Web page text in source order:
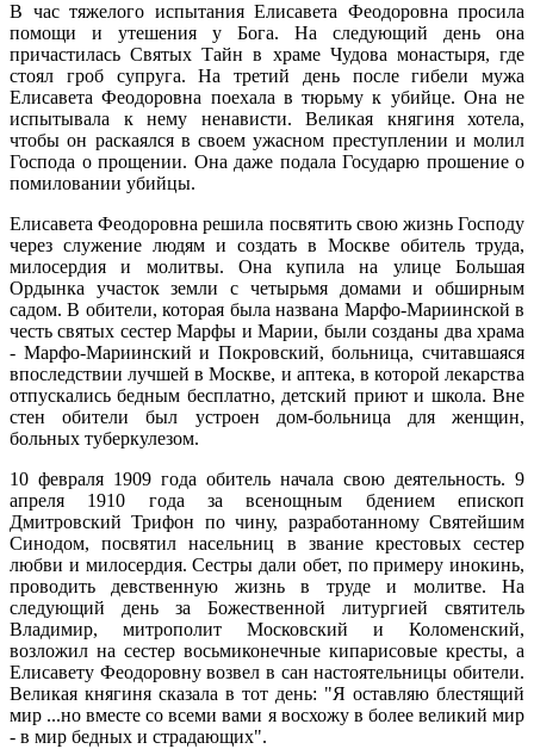
В час тяжелого испытания Елисавета Феодоровна просила
помощи и утешения у Бога. На следующий день она
причастилась Святых Тайн в храме Чудова монастыря, где
стоял гроб супруга. На третий день после гибели мужа
Елисавета Феодоровна поехала в тюрьму к убийце. Она не
испытывала к нему ненависти. Великая княгиня хотела,
чтобы он раскаялся в своем ужасном преступлении и молил
Господа о прощении. Она даже подала Государю прошение о
помиловании убийцы.
Елисавета Феодоровна решила посвятить свою жизнь Господу
через служение людям и создать в Москве обитель труда,
милосердия и молитвы. Она купила на улице Большая
Ордынка участок земли с четырьмя домами и обширным
садом. В обители, которая была названа Марфо-Мариинской в
честь святых сестер Марфы и Марии, были созданы два храма
- Марфо-Мариинский и Покровский, больница, считавшаяся
впоследствии лучшей в Москве, и аптека, в которой лекарства
отпускались бедным бесплатно, детский приют и школа. Вне
стен обители был устроен дом-больница для женщин,
больных туберкулезом.
10 февраля 1909 года обитель начала свою деятельность. 9
апреля 1910 года за всенощным бдением епископ
Дмитровский Трифон по чину, разработанному Святейшим
Синодом, посвятил насельниц в звание крестовых сестер
любви и милосердия. Сестры дали обет, по примеру инокинь,
проводить девственную жизнь в труде и молитве. На
следующий день за Божественной литургией святитель
Владимир, митрополит Московский и Коломенский,
возложил на сестер восьмиконечные кипарисовые кресты, а
Елисавету Феодоровну возвел в сан настоятельницы обители.
Великая княгиня сказала в тот день: "Я оставляю блестящий
мир ...но вместе со всеми вами я восхожу в более великий мир
- в мир бедных и страдающих".